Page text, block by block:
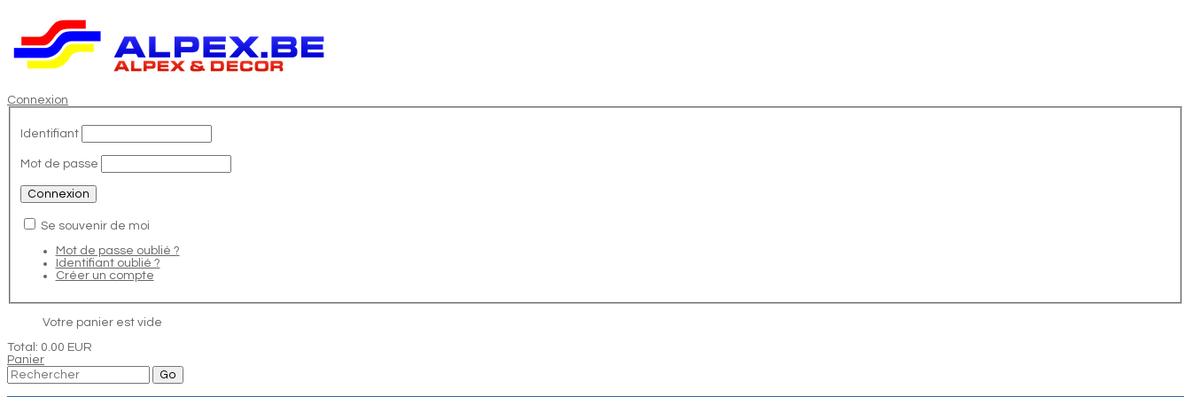
Connexion
Identifiant
Mot de passe
Se souvenir de moi
Mot de passe oublié ?
Identifiant oublié ?
Créer un compte
Votre panier est vide
Total: 0.00 EUR
Panier